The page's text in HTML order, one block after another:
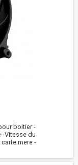
boitier -
-Vitesse du
mere -